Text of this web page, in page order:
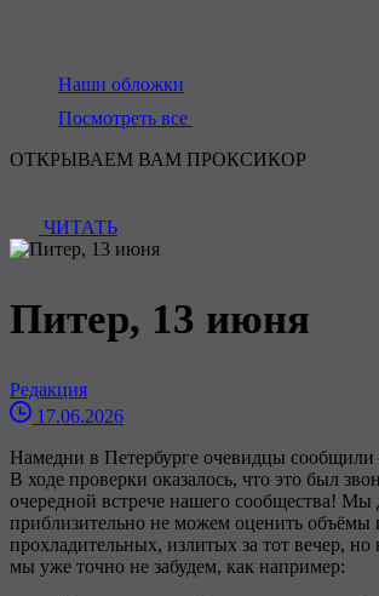
Наши обложки
Посмотреть все
ОТКРЫВАЕМ ВАМ ПРОКСИКОР
ЧИТАТЬ
Питер, 13 июня
Редакция
17.06.2026
Намедни в Петербурге очевидцы сообщили
В ходе проверки оказалось, что это был
очередной встрече нашего сообщества! Мы
приблизительно не можем оценить объёмы
прохладительных, излитых за тот вечер,
мы уже точно не забудем, как например: